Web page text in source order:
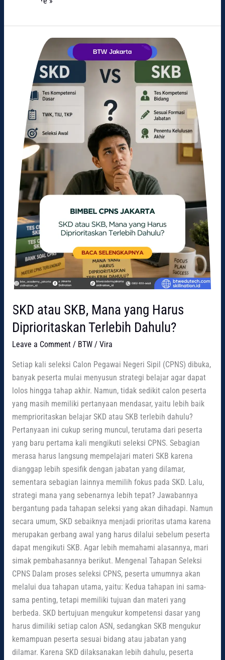
SKD atau SKB, Mana yang Harus
Diprioritaskan Terlebih Dahulu?
Leave a Comment / BTW/ Vira
Setiap kali seleksi Calon Pegawai Negeri Sipil (CPNS) dibuka,
banyak peserta mulai menyusun strategi belajar agar dapat
lolos hingga tahap akhir. Namun, tidak sedikit calon peserta
yang masih memiliki pertanyaan mendasar, yaitu lebih baik
memprioritaskan belajar SKD atau SKB terlebih dahulu?
Pertanyaan ini cukup sering muncul, terutama dari peserta
yang baru pertama kali mengikuti seleksi CPNS. Sebagian
merasa harus langsung mempelajari materi SKB karena
dianggap lebih spesifik dengan jabatan yang dilamar,
sementara sebagian lainnya memilih fokus pada SKD. Lalu,
strategi mana yang sebenarnya lebih tepat? Jawabannya
bergantung pada tahapan seleksi yang akan dihadapi. Namun
secara umum, SKD sebaiknya menjadi prioritas utama karena
merupakan gerbang awal yang harus dilalui sebelum peserta
dapat mengikuti SKB. Agar lebih memahami alasannya, mari
simak pembahasannya berikut. Mengenal Tahapan Seleksi
CPNS Dalam proses seleksi CPNS, peserta umumnya akan
melalui dua tahapan utama, yaitu: Kedua tahapan ini sama-
sama penting, tetapi memiliki tujuan dan materi yang
berbeda. SKD bertujuan mengukur kompetensi dasar yang
harus dimiliki setiap calon ASN, sedangkan SKB mengukur
kemampuan peserta sesuai bidang atau jabatan yang
dilamar. Karena SKD dilaksanakan lebih dahulu, peserta
Harus
Diprioritaskan
Terlebih
Dahulu?